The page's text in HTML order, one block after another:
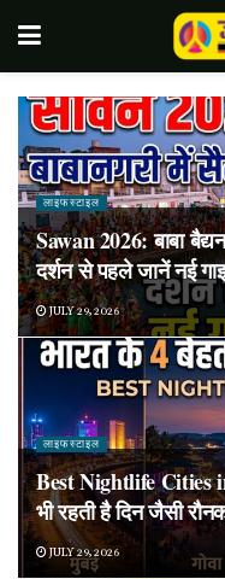
लाइफस्टाइल
Sawan 2026: बाबा
दर्शन से पहले जानें नई
JULY 29, 2026
लाइफस्टाइल
Best Nightlife Cities
भी रहती है दिन जैसी
JULY 29, 2026